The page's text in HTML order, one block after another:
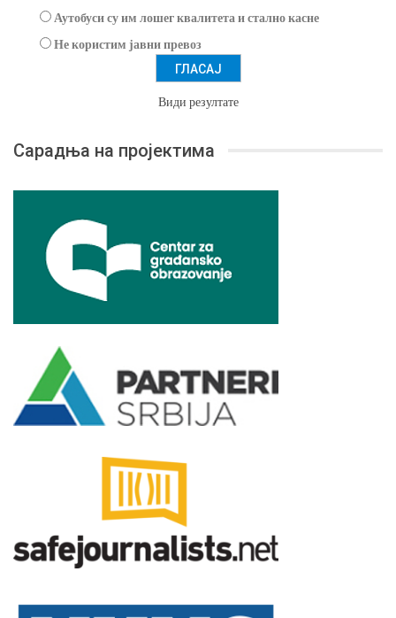
Аутобуси су им лошег квалитета и стално касне
Не користим јавни превоз
Види резултате
Сарадња на пројектима